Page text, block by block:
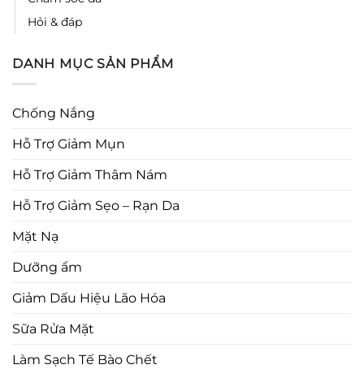
Hỏi & đáp
DANH MỤC SẢN PHẨM
Chống Nắng
Hỗ Trợ Giảm Mụn
Hỗ Trợ Giảm Thâm Nám
Hỗ Trợ Giảm Sẹo – Rạn Da
Mặt Nạ
Dưỡng ẩm
Giảm Dấu Hiệu Lão Hóa
Sữa Rửa Mặt
Làm Sạch Tế Bào Chết